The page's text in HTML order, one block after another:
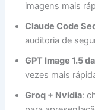
imagens mais
Claude Code
auditoria de
GPT Image 1.5
vezes mais
Groq + Nvidia: